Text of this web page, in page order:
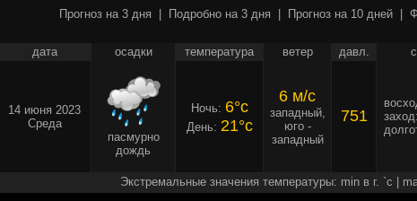
Прогноз на 3 дня Подробно на 3 дня Прогноз на 10 дней
дата осадки температура ветер давл.
14 июня 2023
Среда
пасмурно
дождь
Ночь: 6°c
День: 21°c
6 м/c
западный,
юго -
западный
751
заход:
Экстремальные значения температуры: min в г. `c |